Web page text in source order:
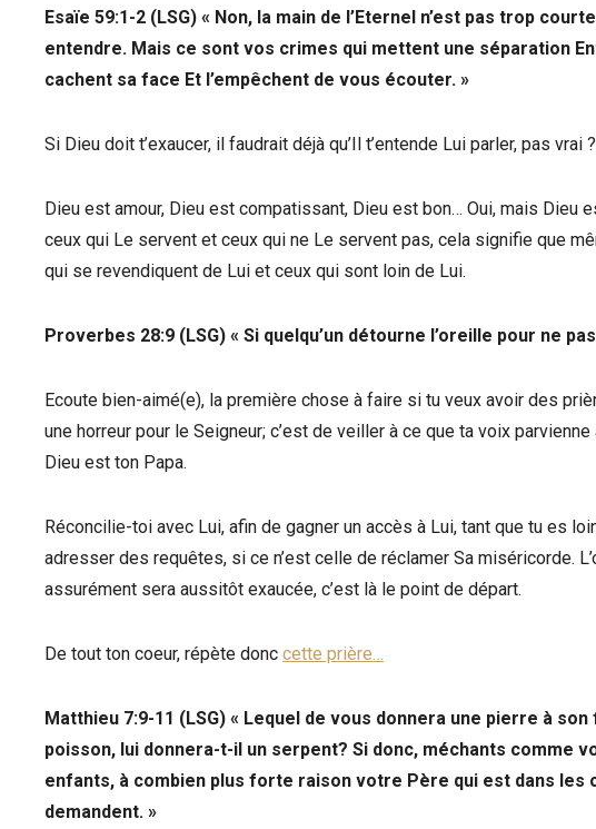
Esaïe 59:1-2 (LSG) « Non, la main de l’Eternel n’est pas trop
entendre. Mais ce sont vos crimes qui mettent une séparation
cachent sa face Et l’empêchent de vous écouter. »
Si Dieu doit t’exaucer, il faudrait déjà qu’Il t’entende Lui parler, pas
Dieu est amour, Dieu est compatissant, Dieu est bon… Oui, mais Dieu
ceux qui Le servent et ceux qui ne Le servent pas, cela signifie que
qui se revendiquent de Lui et ceux qui sont loin de Lui.
Proverbes 28:9 (LSG) « Si quelqu’un détourne l’oreille pour ne
Ecoute bien-aimé(e), la première chose à faire si tu veux avoir des
une horreur pour le Seigneur; c’est de veiller à ce que ta voix
Dieu est ton Papa.
Réconcilie-toi avec Lui, afin de gagner un accès à Lui, tant que tu es
adresser des requêtes, si ce n’est celle de réclamer Sa miséricorde.
assurément sera aussitôt exaucée, c’est là le point de départ.
De tout ton coeur, répète donc cette prière…
Matthieu 7:9-11 (LSG) « Lequel de vous donnera une pierre à son
poisson, lui donnera-t-il un serpent? Si donc, méchants comme
enfants, à combien plus forte raison votre Père qui est dans les
demandent. »